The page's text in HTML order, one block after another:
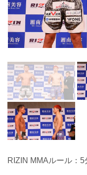
RIZIN MMAルール：5